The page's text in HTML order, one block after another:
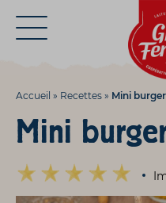
Aller
au
menu
Aller au
contenu
Accueil » Recettes » Mini
Mini